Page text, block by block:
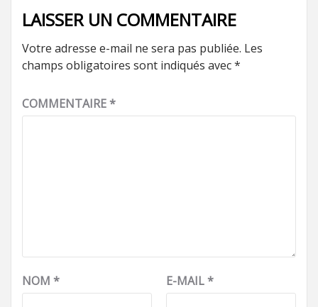
LAISSER UN COMMENTAIRE
Votre adresse e-mail ne sera pas publiée. Les
champs obligatoires sont indiqués avec*
COMMENTAIRE*
NOM * E-MAIL*